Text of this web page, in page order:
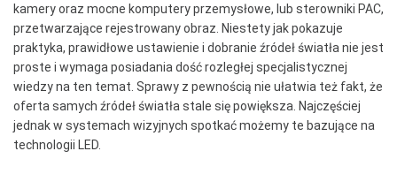
kamery oraz mocne komputery przemysłowe, lub sterowniki PAC,
przetwarzające rejestrowany obraz. Niestety jak pokazuje
praktyka, prawidłowe ustawienie i dobranie źródeł światła nie jest
proste i wymaga posiadania dość rozległej specjalistycznej
wiedzy na ten temat. Sprawy z pewnością nie ułatwia też fakt, że
oferta samych źródeł światła stale się powiększa. Najczęściej
jednak w systemach wizyjnych spotkać możemy te bazujące na
technologii LED.